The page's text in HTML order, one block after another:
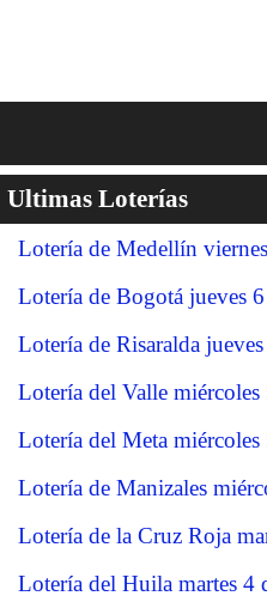
Ultimas Loterías
Lotería de Medellín
Lotería de Bogotá jueves
Lotería de Risaralda
Lotería del Valle
Lotería del Meta
Lotería de Manizales
Lotería de la Cruz Roja
Lotería del Huila martes 4